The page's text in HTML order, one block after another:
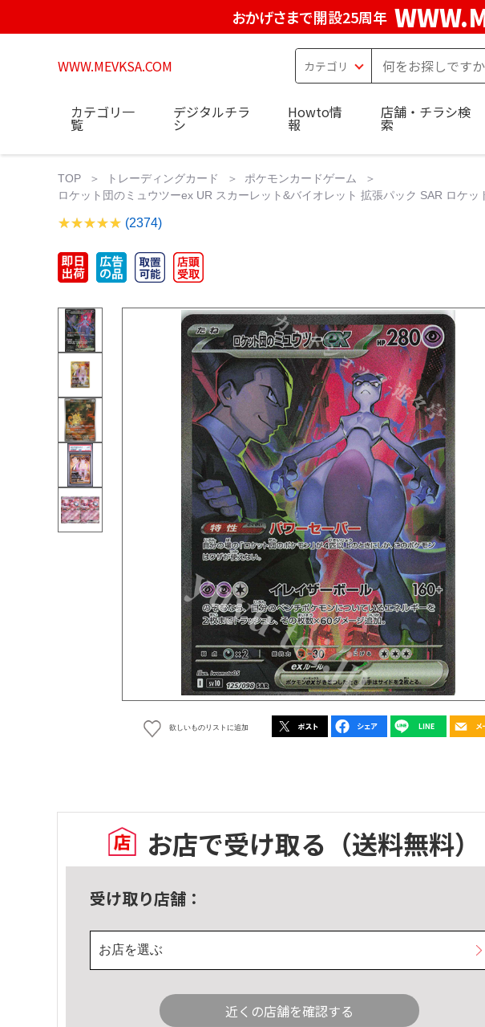
おかげさまで開設25周年
WWW.MEVKSA.COM
カテゴリ一
覧
デジタルチラ
シ
Howto情
報
店舗・チラシ検
索
TOP トレーディングカード
ポケモンカードゲーム
ロケット団のミュウツーex UR スカーレット&バイオレット 拡張パック SAR ロケ
(2374)
欲しいものリストに追加
お店で受け取る （送料無料）
受け取り店舗：
お店を選ぶ
近くの店舗を確認する